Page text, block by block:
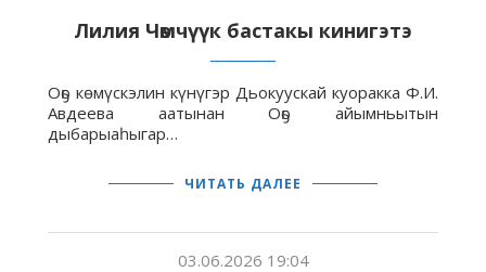
Лилия Чөмчүүк бастакы кинигэтэ
Оҕо көмүскэлин күнүгэр Дьокуускай куоракка Ф.И.
Авдеева аатынан Оҕо айымньытын
дыбарыаһыгар…
ЧИТАТЬ ДАЛЕЕ
03.06.2026 19:04